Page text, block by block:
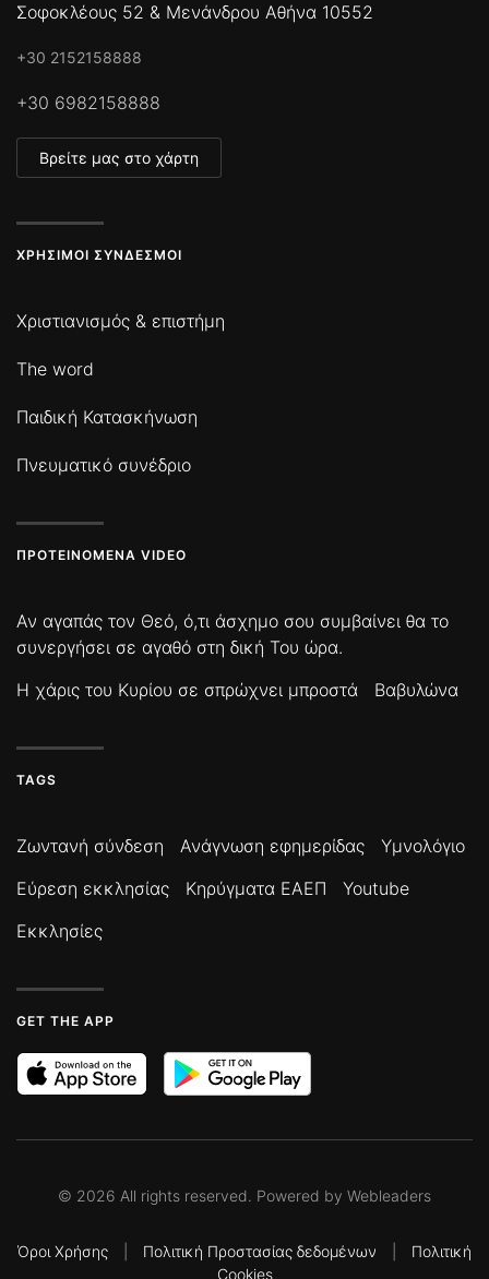
Σοφοκλέους 52 & Μενάνδρου Αθήνα 10552
+30 2152158888
+30 6982158888
Βρείτε μας στο χάρτη
ΧΡΉΣΙΜΟΙ ΣΎΝΔΕΣΜΟΙ
Χριστιανισμός & επιστήμη
The word
Παιδική Κατασκήνωση
Πνευματικό συνέδριο
ΠΡΟΤΕΙΝΌΜΕΝΑ VIDEO
Αν αγαπάς τον Θεό, ό,τι άσχημο σου συμβαίνει θα το
συνεργήσει σε αγαθό στη δική Του ώρα.
Η χάρις του Κυρίου σε σπρώχνει μπροστά
Βαβυλώνα
TAGS
Ζωντανή σύνδεση Ανάγνωση εφημερίδας
Υμνολόγιο
Εύρεση εκκλησίας
Κηρύγματα ΕΑΕΠ
Youtube
Εκκλησίες
GET THE APP
© 2026 All rights reserved. Powered by Webleaders
Όροι Χρήσης Πολιτική Προστασίας δεδομένων
Πολιτική
Cookies